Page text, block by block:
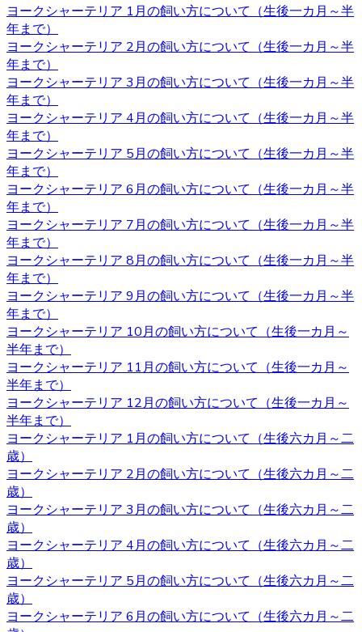
2020.11.27
ヨークシャーテリアと言う名前はイングランド北部に位置
するヨークシャー地方と言う場所が由来とされています。
ヨークシャー地方およびランカシャー地方で製粉工や織物
などの工場労働者たちに飼われ、ネズミ捕りの役割を担っ
ていました。とても活発で警戒心が強いのもテリアの特徴
です。 ヨークシャーテリアの育成・販売のことなら、ベベ
ドールへ是非お問い合わせください。
2020.11.13
べべドールはアフターケアもしっかり行っております。購
入後でもわからないこと、心配なことがございましたらお
気軽にお問い合わせください。初めてヨークシャーテリア
をお迎えするお客様も、安心してご利用いただけます。 ご
購入の際は、是非お問い合わせ下さい。
2020.11.06
ワンちゃんを購入する際、男の子と女の子で迷うことがあ
りますが、繁殖を考えていないようであればそれほどこど
わりを持つ必要もないでしょう。 それぞれの注意点とし
て、男の子は縄張り意識があるのでマーキングをすること
があり、女の子の場合は避妊手術をしないと発情期に血が
出たり、妊娠の危険性があることがあります。 いずれの場
合も性格は飼い主の育て方次第なので、もしフィーリング
が合って気に入った子がいた場合には性別はそれほど重要
ではないでしょう。
2020.10.30
ヨークシャーテリアは体が小さいため、室内で遊び回るだ
けで十分な運動になります。高齢者など毎日散歩に連れて
行ってあげられるか不安な人にもおすすめです。しかし、
ヨークシャテリアのストレス発散のためにも、週何回かは
軽めの散歩に連れていってあげるのが良いでしょう。何か
ヨークシャーテリア 1月の飼い方について（生後一カ月～半
年まで）
ヨークシャーテリア 2月の飼い方について（生後一カ月～半
年まで）
ヨークシャーテリア 3月の飼い方について（生後一カ月～半
年まで）
ヨークシャーテリア 4月の飼い方について（生後一カ月～半
年まで）
ヨークシャーテリア 5月の飼い方について（生後一カ月～半
年まで）
ヨークシャーテリア 6月の飼い方について（生後一カ月～半
年まで）
ヨークシャーテリア 7月の飼い方について（生後一カ月～半
年まで）
ヨークシャーテリア 8月の飼い方について（生後一カ月～半
年まで）
ヨークシャーテリア 9月の飼い方について（生後一カ月～半
年まで）
ヨークシャーテリア 10月の飼い方について（生後一カ月～
半年まで）
ヨークシャーテリア 11月の飼い方について（生後一カ月～
半年まで）
ヨークシャーテリア 12月の飼い方について（生後一カ月～
半年まで）
ヨークシャーテリア 1月の飼い方について（生後六カ月～二
歳）
ヨークシャーテリア 2月の飼い方について（生後六カ月～二
歳）
ヨークシャーテリア 3月の飼い方について（生後六カ月～二
歳）
ヨークシャーテリア 4月の飼い方について（生後六カ月～二
歳）
ヨークシャーテリア 5月の飼い方について（生後六カ月～二
歳）
ヨークシャーテリア 6月の飼い方について（生後六カ月～二